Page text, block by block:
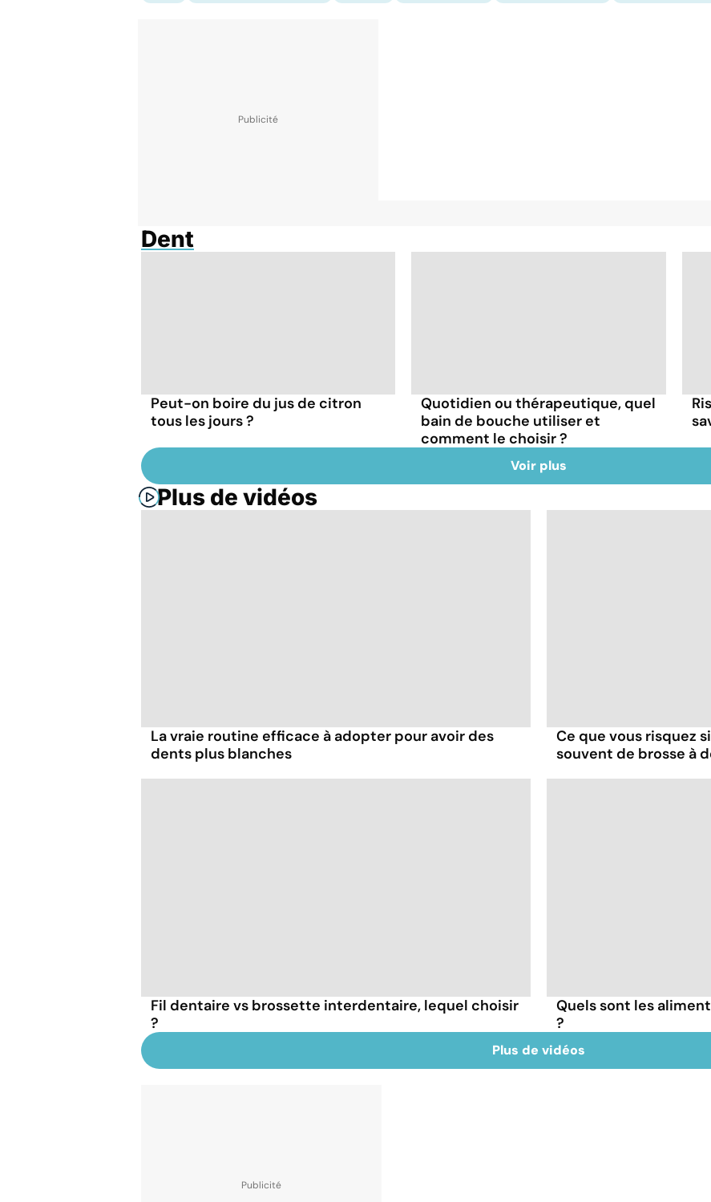
Dent
Peut-on boire du jus de citron
tous les jours ?
Quotidien ou thérapeutique, quel
bain de bouche utiliser et
comment le choisir ?
Voir plus
Plus de vidéos
La vraie routine efficace à adopter pour avoir des
dents plus blanches
Ce que vous risquez
souvent de brosse à
Fil dentaire vs brossette interdentaire, lequel choisir
?
Quels sont les
?
Plus de vidéos